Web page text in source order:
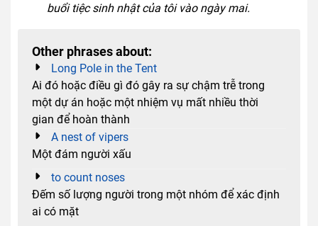
buổi tiệc sinh nhật của tôi vào ngày mai.
Other phrases about:
Long Pole in the Tent
Ai đó hoặc điều gì đó gây ra sự chậm trễ trong
một dự án hoặc một nhiệm vụ mất nhiều thời
gian để hoàn thành
A nest of vipers
Một đám người xấu
to count noses
Đếm số lượng người trong một nhóm để xác định
ai có mặt